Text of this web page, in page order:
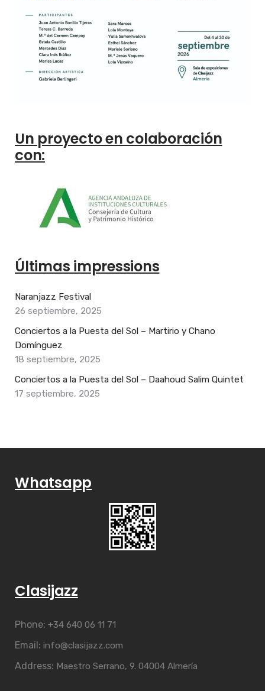
Un proyecto en colaboración
con:
Últimas impressions
Naranjazz Festival
26 septiembre, 2025
Conciertos a la Puesta del Sol – Martirio y Chano
Domínguez
18 septiembre, 2025
Conciertos a la Puesta del Sol – Daahoud Salim Quintet
17 septiembre, 2025
Whatsapp
Clasijazz
Phone: +34 640 06 11 71
Email: info@clasijazz.com
Address: Maestro Serrano, 9. 04004 Almería